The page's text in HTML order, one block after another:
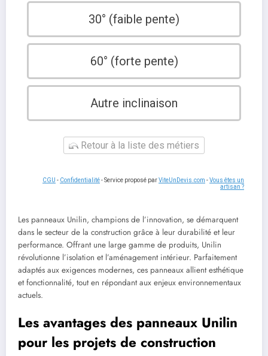
30° (faible pente)
60° (forte pente)
Autre inclinaison
Retour à la liste des métiers
CGU - Confidentialité- Service proposé parViteUnDevis.com -Vous êtes un
artisan ?
Les panneaux Unilin, champions de l’innovation, se démarquent
dans le secteur de la construction grâce à leur durabilité et leur
performance. Offrant une large gamme de produits, Unilin
révolutionne l’isolation et l’aménagement intérieur. Parfaitement
adaptés aux exigences modernes, ces panneaux allient esthétique
et fonctionnalité, tout en répondant aux enjeux environnementaux
actuels.
Les avantages des panneaux Unilin
pour les projets de construction